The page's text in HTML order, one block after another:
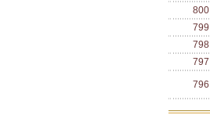
800
799
798
797
796